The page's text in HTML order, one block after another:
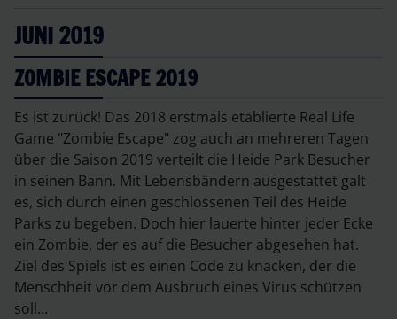
JUNI 2019
ZOMBIE ESCAPE 2019
Es ist zurück! Das 2018 erstmals etablierte Real Life
Game "Zombie Escape" zog auch an mehreren Tagen
über die Saison 2019 verteilt die Heide Park Besucher
in seinen Bann. Mit Lebensbändern ausgestattet galt
es, sich durch einen geschlossenen Teil des Heide
Parks zu begeben. Doch hier lauerte hinter jeder Ecke
ein Zombie, der es auf die Besucher abgesehen hat.
Ziel des Spiels ist es einen Code zu knacken, der die
Menschheit vor dem Ausbruch eines Virus schützen
soll...